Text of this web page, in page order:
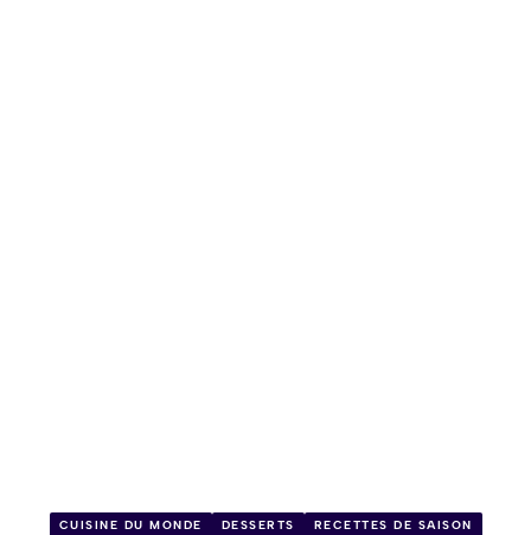
CUISINE DU MONDE DESSERTS RECETTES DE SAISON